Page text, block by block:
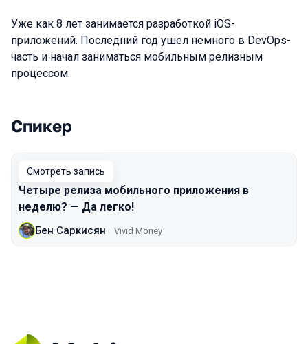
Уже как 8 лет занимается разработкой iOS-
приложений. Последний год ушел немного в DevOps-
часть и начал заниматься мобильным релизным
процессом.
Выступления в сезоне 2022 Spring
Спикер
Смотреть запись
Четыре релиза мобильного приложения в
неделю? — Да легко!
Бен Саркисян Vivid Money